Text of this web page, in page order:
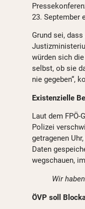
23. September
Grund sei,
würden sich
selbst, ob sie
nie gegeben“,
Existenzielle
Laut dem
Polizei
getragenen
Daten
wegschauen,
Wir
ÖVP soll